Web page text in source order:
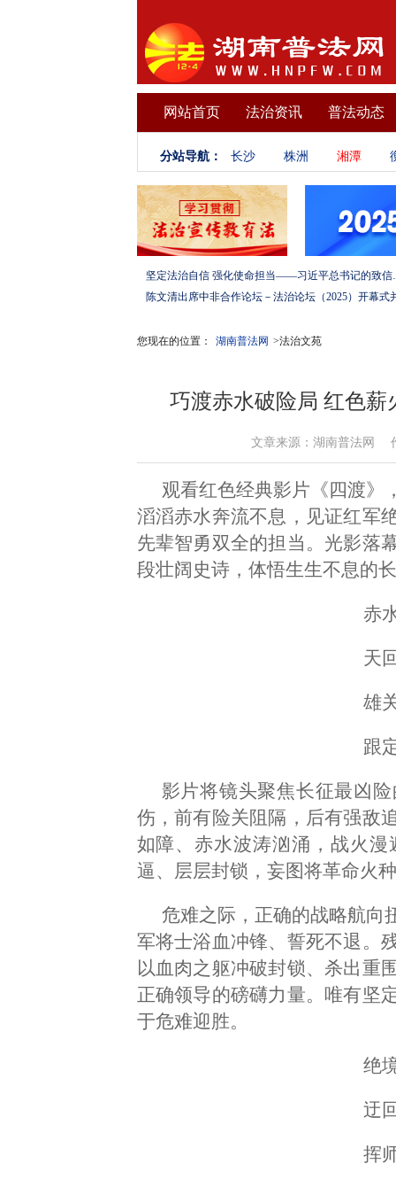
网站首页 法治资讯 普法动态
分站导航： 长沙 株洲 湘潭
坚定法治自信 强化使
您现在的位置： 湖南普法网 >法治文苑
巧渡赤水破险局 红色
文章来源：湖南普法网
观看红色经典影片《四渡》
滔滔赤水奔流不息，见证红军
先辈智勇双全的担当。光影落
段壮阔史诗，体悟生生不息的
赤
天
雄
跟
影片将镜头聚焦长征最凶
伤，前有险关阻隔，后有强敌
如障、赤水波涛汹涌，战火
逼、层层封锁，妄图将革命火
危难之际，正确的战略航向
军将士浴血冲锋、誓死不退。
以血肉之躯冲破封锁、杀出重
正确领导的磅礴力量。唯有坚
于危难迎胜。
绝
迂
挥